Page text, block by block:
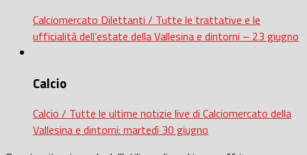
Calciomercato Dilettanti / Tutte le trattative e le
ufficialità dell’estate della Vallesina e dintorni – 23 giugno
Calcio
Calcio / Tutte le ultime notizie live di Calciomercato della
Vallesina e dintorni: martedì 30 giugno